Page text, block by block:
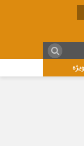
برگزار شد+تصویر